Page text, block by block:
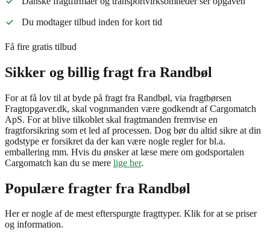
Du modtager tilbud inden for kort tid
Få fire gratis tilbud
Sikker og billig fragt fra Randbøl
For at få lov til at byde på fragt fra Randbøl, via fragtbørsen
Fragtopgaver.dk, skal vognmanden være godkendt af Cargomatch
ApS. For at blive tilkoblet skal fragtmanden fremvise en
fragtforsikring som et led af processen. Dog bør du altid sikre at din
godstype er forsikret da der kan være nogle regler for bl.a.
emballering mm. Hvis du ønsker at læse mere om godsportalen
Cargomatch kan du se mere lige her.
Populære fragter fra Randbøl
Her er nogle af de mest efterspurgte fragttyper. Klik for at se priser
og information.